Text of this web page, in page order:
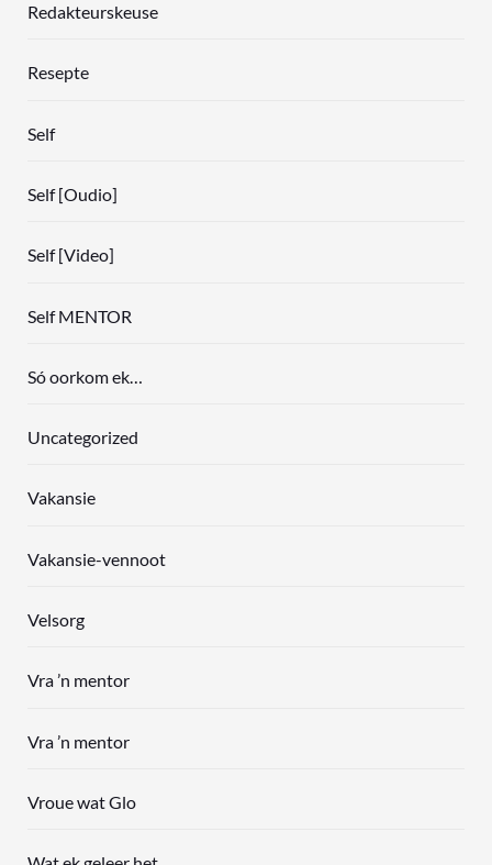
Redakteurskeuse
Resepte
Self
Self [Oudio]
Self [Video]
Self MENTOR
Só oorkom ek…
Uncategorized
Vakansie
Vakansie-vennoot
Velsorg
Vra ’n mentor
Vra ’n mentor
Vroue wat Glo